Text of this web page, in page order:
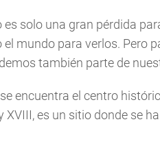
solo una gran pérdida
el mundo para verlos.
también parte de
encuentra el centro
es un sitio donde se